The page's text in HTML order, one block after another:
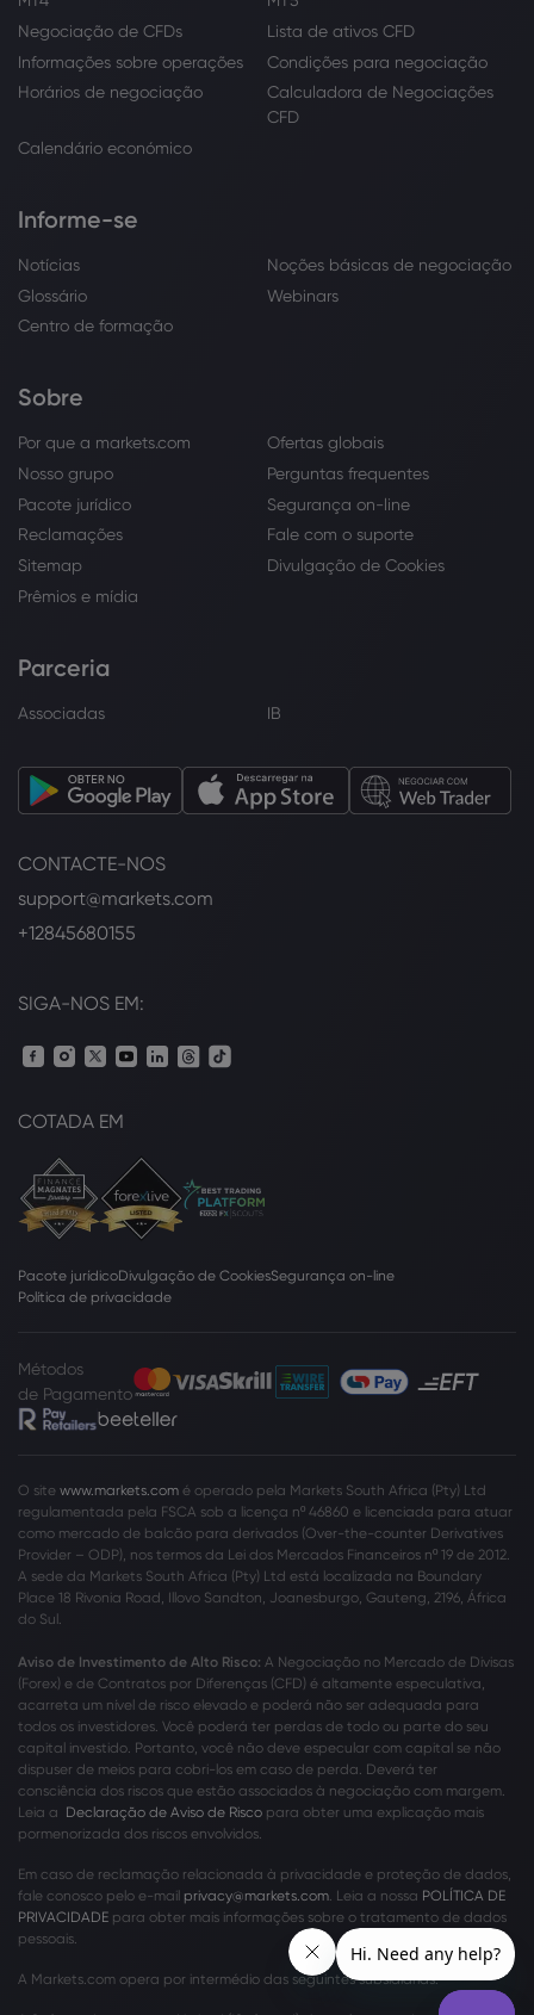
Negociação de CFDs
Lista de ativos CFD
Informações sobre operações
Condições para negociação
Horários de negociação
Calculadora de Negociações
CFD
Calendário económico
Informe-se
Notícias
Noções básicas de negociação
Glossário
Webinars
Centro de formação
Sobre
Por que a markets.com
Ofertas globais
Nosso grupo
Perguntas frequentes
Pacote jurídico
Segurança on-line
Reclamações
Fale com o suporte
Sitemap
Divulgação de Cookies
Prêmios e mídia
Parceria
Associadas IB
CONTACTE-NOS
support@markets.com
+12845680155
SIGA-NOS EM:
COTADA EM
Pacote jurídicoDivulgação de CookiesSegurança on-line
Política de privacidade
Métodos
de Pagamento
O site www.markets.com é operado pela Markets South Africa (Pty) Ltd
regulamentada pela FSCA sob a licença nº 46860 e licenciada para atuar
como mercado de balcão para derivados (Over-the-counter Derivatives
Provider – ODP), nos termos da Lei dos Mercados Financeiros nº 19 de 2012.
A sede da Markets South Africa (Pty) Ltd está localizada na Boundary
Place 18 Rivonia Road, Illovo Sandton, Joanesburgo, Gauteng, 2196, África
do Sul.
Aviso de Investimento de Alto Risco: A Negociação no Mercado de Divisas
(Forex) e de Contratos por Diferenças (CFD) é altamente especulativa,
acarreta um nível de risco elevado e poderá não ser adequada para
todos os investidores. Você poderá ter perdas de todo ou parte do seu
capital investido. Portanto, você não deve especular com capital se não
dispuser de meios para cobri-los em caso de perda. Deverá ter
consciência dos riscos que estão associados à negociação com margem.
Leia a Declaração de Aviso de Risco para obter uma explicação mais
pormenorizada dos riscos envolvidos.
Em caso de reclamação relacionada à privacidade e proteção de dados,
fale conosco pelo e-mail privacy@markets.com. Leia a nossa POLÍTICA DE
PRIVACIDADE para obter mais informações sobre o tratamento de dados
pessoais.
A Markets.com opera por intermédio das seguintes subsidiárias: